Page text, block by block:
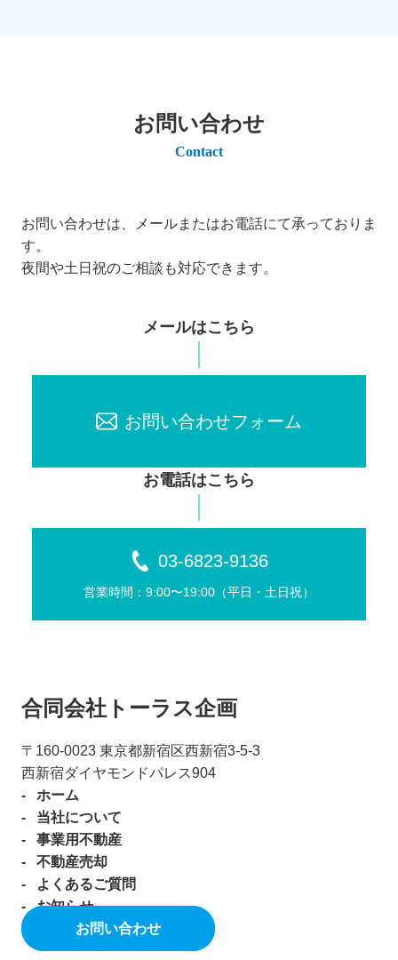
お問い合わせ
Contact
お問い合わせは、メールまたはお電話にて承っておりま
す。
夜間や土日祝のご相談も対応できます。
メールはこちら
お問い合わせフォーム
お電話はこちら
03-6823-9136
営業時間：9:00〜19:00（平⽇・⼟⽇祝）
合同会社トーラス企画
〒160-0023 東京都新宿区⻄新宿3-5-3
⻄新宿ダイヤモンドパレス904
ホーム
当社について
事業用不動産
不動産売却
よくあるご質問
お知らせ
お問い合わせ